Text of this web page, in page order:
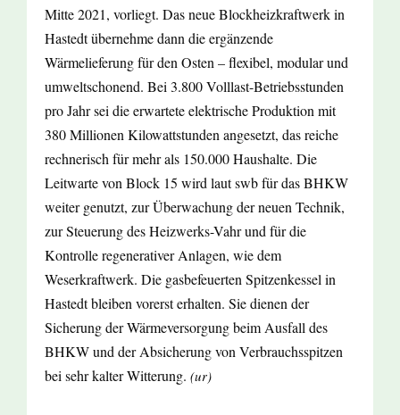
Mitte 2021, vorliegt. Das neue Blockheizkraftwerk in
Hastedt übernehme dann die ergänzende
Wärmelieferung für den Osten – flexibel, modular und
umweltschonend. Bei 3.800 Volllast-Betriebsstunden
pro Jahr sei die erwartete elektrische Produktion mit
380 Millionen Kilowattstunden angesetzt, das reiche
rechnerisch für mehr als 150.000 Haushalte. Die
Leitwarte von Block 15 wird laut swb für das BHKW
weiter genutzt, zur Überwachung der neuen Technik,
zur Steuerung des Heizwerks-Vahr und für die
Kontrolle regenerativer Anlagen, wie dem
Weserkraftwerk. Die gasbefeuerten Spitzenkessel in
Hastedt bleiben vorerst erhalten. Sie dienen der
Sicherung der Wärmeversorgung beim Ausfall des
BHKW und der Absicherung von Verbrauchsspitzen
bei sehr kalter Witterung. (ur)